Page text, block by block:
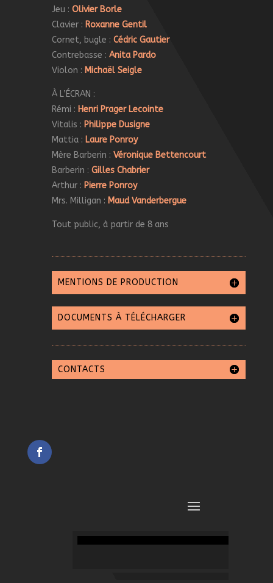
Jeu : Olivier Borle
Clavier : Roxanne Gentil
Cornet, bugle : Cédric Gautier
Contrebasse : Anita Pardo
Violon : Michaël Seigle
À L’ÉCRAN :
Rémi : Henri Prager Lecointe
Vitalis : Philippe Dusigne
Mattia : Laure Ponroy
Mère Barberin : Véronique Bettencourt
Barberin : Gilles Chabrier
Arthur : Pierre Ponroy
Mrs. Milligan : Maud Vanderbergue
Tout public, à partir de 8 ans
MENTIONS DE PRODUCTION
DOCUMENTS À TÉLÉCHARGER
CONTACTS